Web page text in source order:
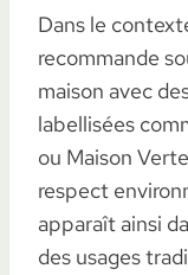
Dans le
recommande
maison avec
labellisées
ou Maison
respect
apparaît ainsi
des usages